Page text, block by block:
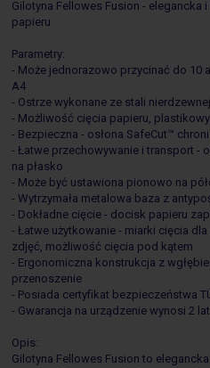
Gilotyna Fellowes Fusion - elegancka
papieru
Parametry:
- Może jednorazowo przycinać do 10
A4
- Ostrze wykonane ze stali
- Możliwość cięcia papieru,
- Bezpieczna - osłona SafeCut™
- Łatwe przechowywanie i transport -
na płasko
- Może być ustawiona pionowo na
- Wytrzymała metalowa baza z
- Dokładne cięcie - docisk papieru
- Łatwe użytkowanie - miarki cięcia
zdjęć, możliwość cięcia pod kątem
- Ergonomiczna konstrukcja z
przenoszenie
- Posiada certyfikat bezpieczeństwa
- Gwarancja na urządzenie wynosi 2
Opis:
Gilotyna Fellowes Fusion to